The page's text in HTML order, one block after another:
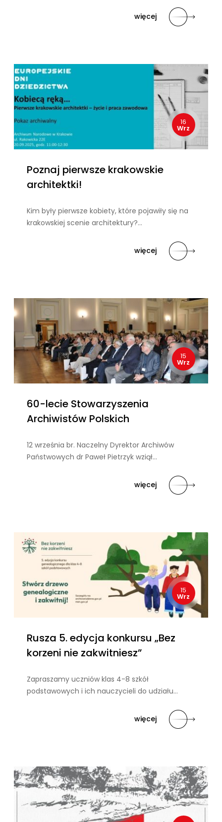
więcej
16
Wrz
Poznaj pierwsze krakowskie
architektki!
Kim były pierwsze kobiety, które pojawiły się na
krakowskiej scenie architektury?…
więcej
15
Wrz
60-lecie Stowarzyszenia
Archiwistów Polskich
12 września br. Naczelny Dyrektor Archiwów
Państwowych dr Paweł Pietrzyk wziął…
więcej
15
Wrz
Rusza 5. edycja konkursu „Bez
korzeni nie zakwitniesz”
Zapraszamy uczniów klas 4-8 szkół
podstawowych i ich nauczycieli do udziału…
więcej